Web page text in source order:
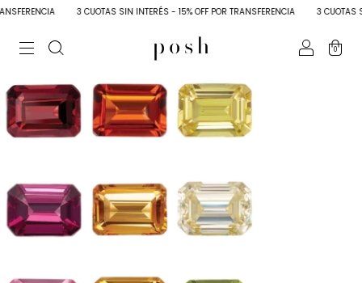
3 CUOTAS SIN INTERÉS - 15% OFF POR TRANSFERENCIA 3 CUOTAS
0